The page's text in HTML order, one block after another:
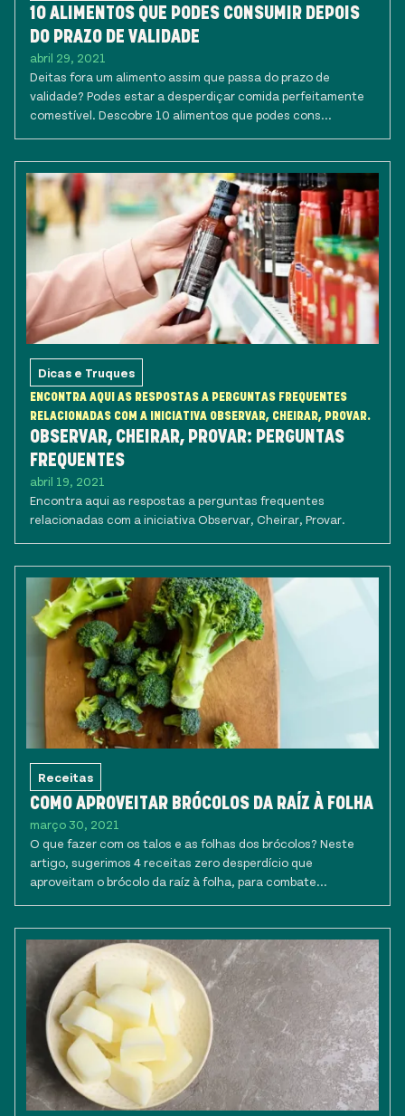
10 ALIMENTOS QUE PODES CONSUMIR DEPOIS
DO PRAZO DE VALIDADE
abril 29, 2021
Deitas fora um alimento assim que passa do prazo de
validade? Podes estar a desperdiçar comida perfeitamente
comestível. Descobre 10 alimentos que podes cons...
Dicas e Truques
ENCONTRA AQUI AS RESPOSTAS A PERGUNTAS FREQUENTES
RELACIONADAS COM A INICIATIVA OBSERVAR, CHEIRAR, PROVAR.
OBSERVAR, CHEIRAR, PROVAR: PERGUNTAS
FREQUENTES
abril 19, 2021
Encontra aqui as respostas a perguntas frequentes
relacionadas com a iniciativa Observar, Cheirar, Provar.
Receitas
COMO APROVEITAR BRÓCOLOS DA RAÍZ À FOLHA
março 30, 2021
O que fazer com os talos e as folhas dos brócolos? Neste
artigo, sugerimos 4 receitas zero desperdício que
aproveitam o brócolo da raíz à folha, para combate...